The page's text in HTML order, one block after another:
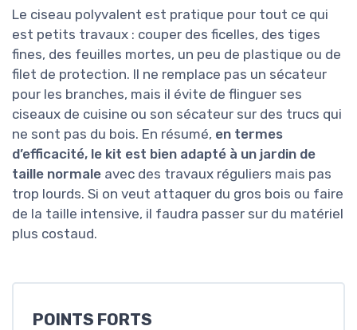
Le ciseau polyvalent est pratique pour tout ce qui
est petits travaux : couper des ficelles, des tiges
fines, des feuilles mortes, un peu de plastique ou de
filet de protection. Il ne remplace pas un sécateur
pour les branches, mais il évite de flinguer ses
ciseaux de cuisine ou son sécateur sur des trucs qui
ne sont pas du bois. En résumé, en termes
d’efficacité, le kit est bien adapté à un jardin de
taille normale avec des travaux réguliers mais pas
trop lourds. Si on veut attaquer du gros bois ou faire
de la taille intensive, il faudra passer sur du matériel
plus costaud.
POINTS FORTS